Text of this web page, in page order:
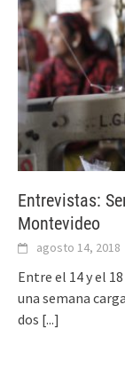
Entrevistas:
Montevideo
agosto 14, 2018
Entre el 14 y el
una semana
dos [...]